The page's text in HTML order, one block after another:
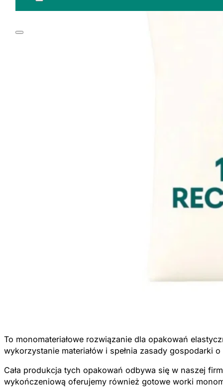
To monomateriałowe rozwiązanie dla opakowań
wykorzystanie materiałów i spełnia zasady gospodarki
Cała produkcja tych opakowań odbywa się w naszej
wykończeniową oferujemy również gotowe worki